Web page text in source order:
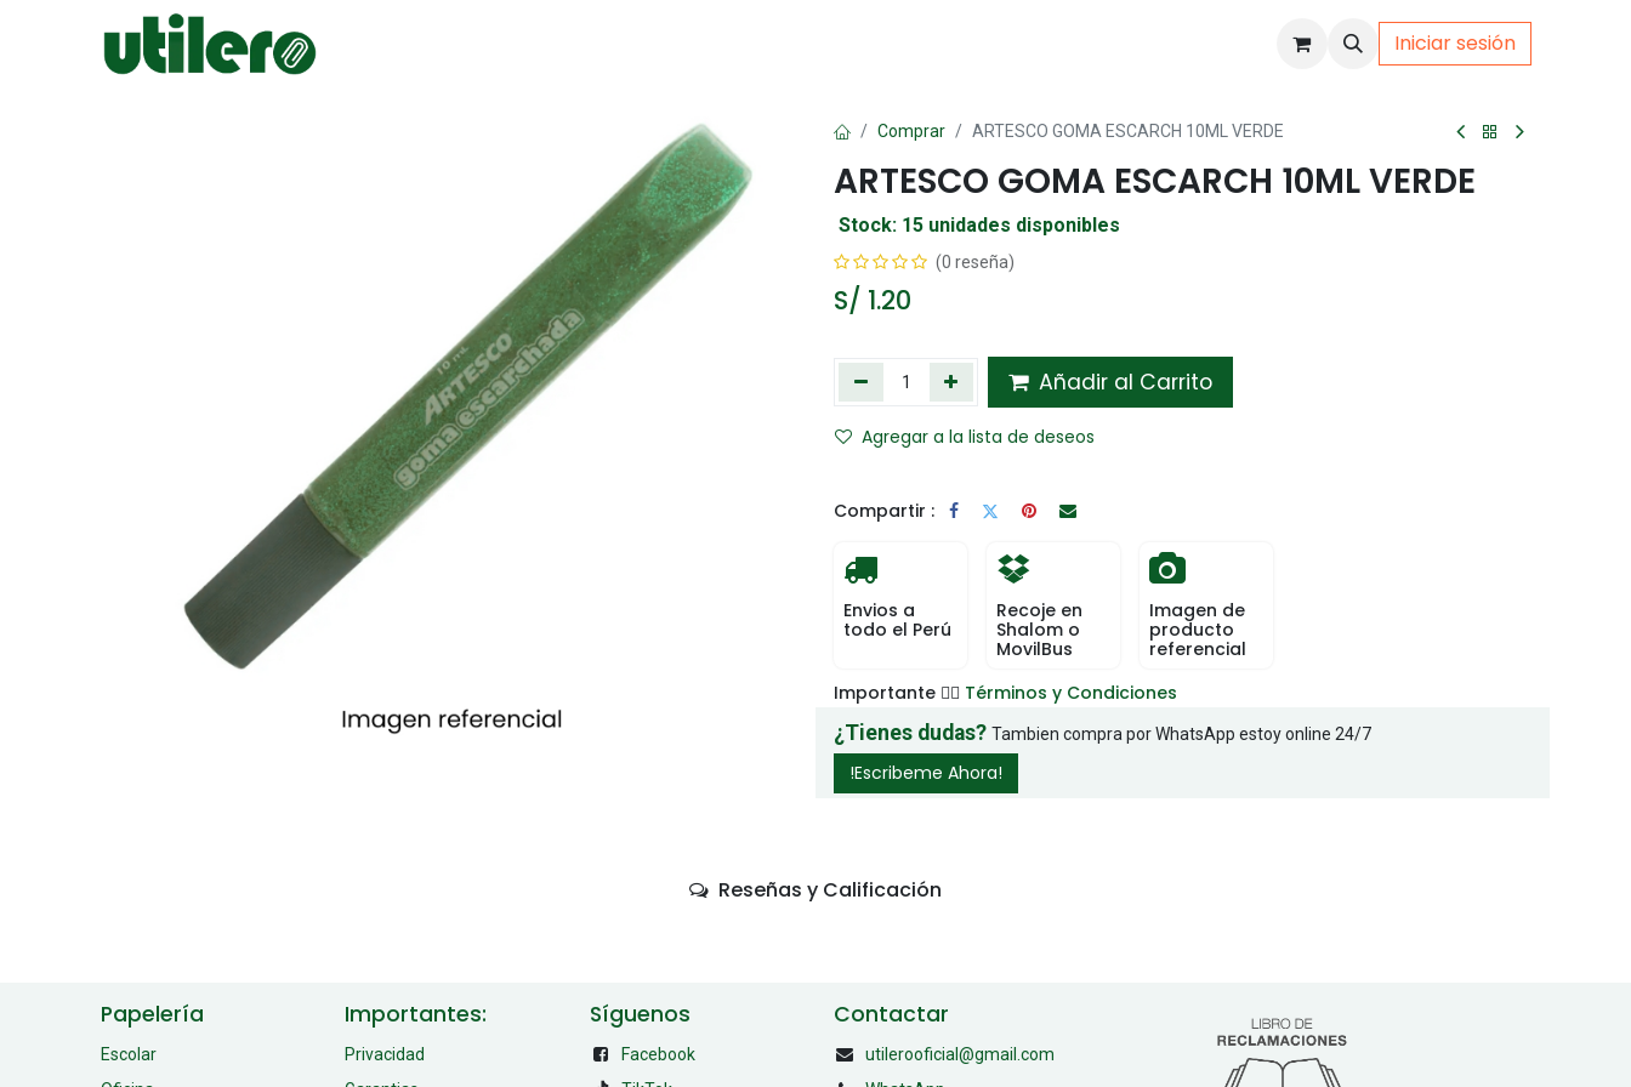
Iniciar sesión
Comprar ARTESCO GOMA ESCARCH 10ML VERDE
ARTESCO GOMA ESCARCH 10ML VERDE
Stock: 15 unidades disponibles
(0 reseña)
S/ 1.20
Añadir al Carrito
Agregar a la lista de deseos
Compartir :
Envios a
todo el Perú
Recoje en
Shalom o
MovilBus
Imagen de
producto
referencial
Importante 👉🏻 Términos y Condiciones
¿Tienes dudas? Tambien compra por WhatsApp estoy online 24/7
!Escribeme Ahora!
Reseñas y Calificación
Papelería
Escolar
Importantes:
Privacidad
Síguenos
Facebook
Contactar
utilerooficial@gmail.com